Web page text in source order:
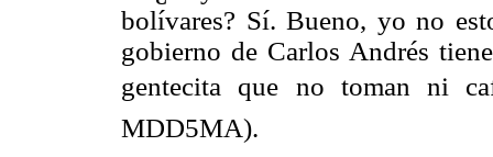
bolívares? Sí. Bueno, yo no
gobierno de Carlos Andrés
gentecita que no toman ni
MDD5MA).